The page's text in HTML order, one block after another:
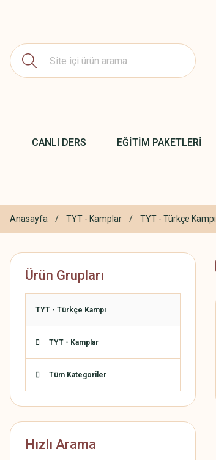
CANLI DERS EĞİTİM PAKETLERİ
Anasayfa TYT - Kamplar TYT - Türkçe Kampı
Ürün Grupları
TYT - Türkçe Kampı
TYT - Kamplar
Tüm Kategoriler
Hızlı Arama